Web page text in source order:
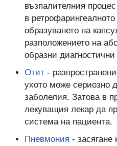
възпалителния
в
образуването на
разположението на
образни
Отит-
ухото може сериозно
заболелия. Затова в
лекуващия лекар да
система на пациента.
Пневмония - засягане